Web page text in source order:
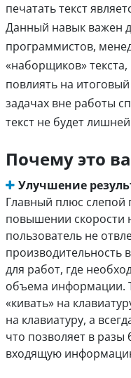
печатать текст
Данный навык важен
программистов,
«наборщиков»
повлиять на
задачах вне работы
текст не будет
Почему это
Улучшение
Главный плюс слепой
повышении скорости
пользователь не
производительность
для работ, где
объема информации.
«кивать» на
на клавиатуру, а
что позволяет в разы
входящую